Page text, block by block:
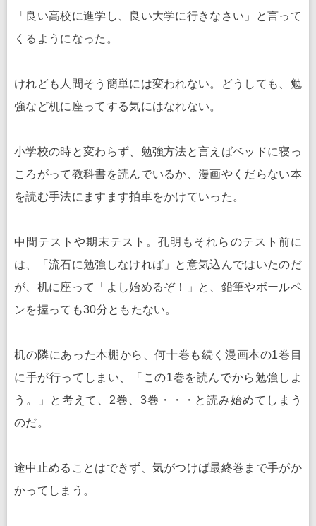
「良い高校に進学し、良い大学に行きなさい」と言って
くるようになった。
けれども人間そう簡単には変われない。どうしても、勉
強など机に座ってする気にはなれない。
小学校の時と変わらず、勉強方法と言えばベッドに寝っ
ころがって教科書を読んでいるか、漫画やくだらない本
を読む手法にますます拍車をかけていった。
中間テストや期末テスト。孔明もそれらのテスト前に
は、「流石に勉強しなければ」と意気込んではいたのだ
が、机に座って「よし始めるぞ！」と、鉛筆やボールペ
ンを握っても30分ともたない。
机の隣にあった本棚から、何十巻も続く漫画本の1巻目
に手が行ってしまい、「この1巻を読んでから勉強しよ
う。」と考えて、2巻、3巻・・・と読み始めてしまう
のだ。
途中止めることはできず、気がつけば最終巻まで手がか
かってしまう。